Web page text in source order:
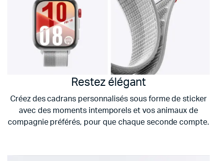
Restez élégant
Créez des cadrans personnalisés sous forme de sticker
avec des moments intemporels et vos animaux de
compagnie préférés, pour que chaque seconde compte.